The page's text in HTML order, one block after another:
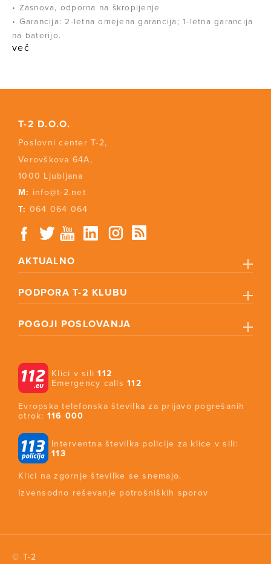
• Zasnova, odporna na škropljenje
• Garancija: 2-letna omejena garancija; 1-letna garancija
na baterijo.
več
T-2 D.O.O.
Poslovni center T-2,
Verovškova 64A,
1000 Ljubljana
M: info@t-2.net
T: 064 064 064
AKTUALNO
PODPORA T-2 KLUBU
POGOJI POSLOVANJA
Klici v sili112
Emergency calls112
Evropska telefonska številka za prijavo pogrešanih
otrok: 116 000
Interventna številka policije za klice v sili:
113
Klici na zgornje številke se snemajo.
Izvensodno reševanje potrošniških sporov
© T-2